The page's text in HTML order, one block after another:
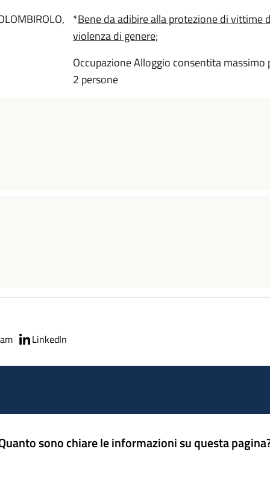
*Bene da adibire alla protezione di vittime
violenza di genere;
Occupazione Alloggio consentita massimo
2 persone
LinkedIn
sono chiare le informazioni su questa